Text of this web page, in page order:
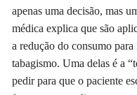
apenas uma decisão, mas
médica explica que são
a redução do consumo
tabagismo. Uma delas é a
pedir para que o paciente